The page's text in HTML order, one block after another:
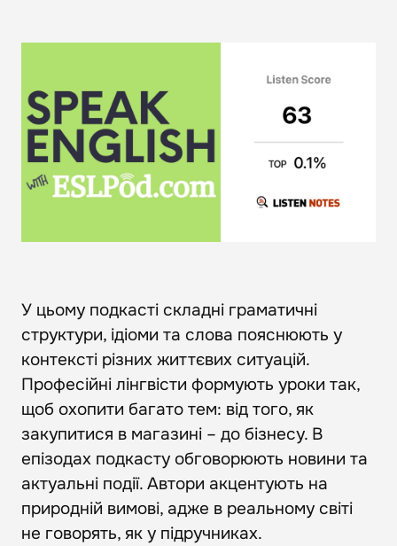
У цьому подкасті складні граматичні
структури, ідіоми та слова пояснюють у
контексті різних життєвих ситуацій.
Професійні лінгвісти формують уроки так,
щоб охопити багато тем: від того, як
закупитися в магазині – до бізнесу. В
епізодах подкасту обговорюють новини та
актуальні події. Автори акцентують на
природній вимові, адже в реальному світі
не говорять, як у підручниках.